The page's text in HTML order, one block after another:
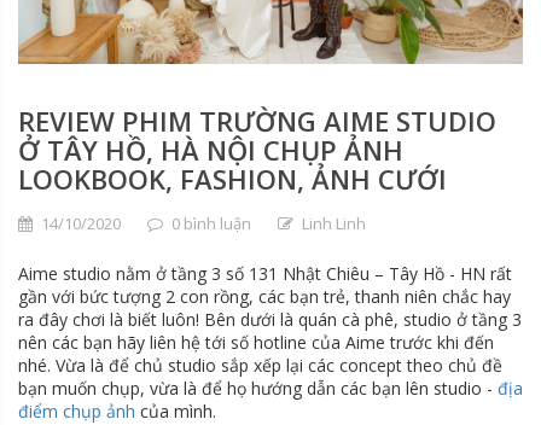
REVIEW PHIM TRƯỜNG AIME STUDIO
Ở TÂY HỒ, HÀ NỘI CHỤP ẢNH
LOOKBOOK, FASHION, ẢNH CƯỚI
14/10/2020 0 bình luận Linh Linh
Aime studio nằm ở tầng 3 số 131 Nhật Chiêu – Tây Hồ - HN rất
gần với bức tượng 2 con rồng, các bạn trẻ, thanh niên chắc hay
ra đây chơi là biết luôn! Bên dưới là quán cà phê, studio ở tầng 3
nên các bạn hãy liên hệ tới số hotline của Aime trước khi đến
nhé. Vừa là để chủ studio sắp xếp lại các concept theo chủ đề
bạn muốn chụp, vừa là để họ hướng dẫn các bạn lên studio - địa
điểm chụp ảnh của mình.